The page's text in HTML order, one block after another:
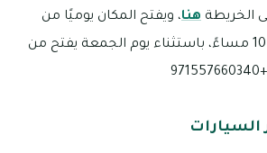
الخريطة هنا، ويفتح المكان يوميًا من
الساعة 8 صباحًا إلى 10 مساءً، باستثناء يوم الجمعة يفتح من
السيارات